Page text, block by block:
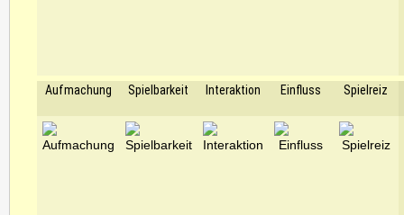
Aufmachung Spielbarkeit Interaktion Einfluss Spielreiz